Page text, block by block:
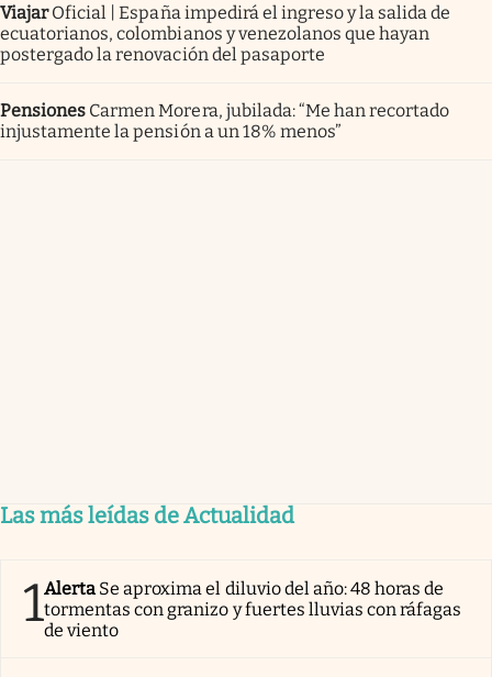
Viajar Oficial | España impedirá el ingreso y la salida de
ecuatorianos, colombianos y venezolanos que hayan
postergado la renovación del pasaporte
Pensiones Carmen Morera, jubilada: “Me han recortado
injustamente la pensión a un 18% menos”
Las más leídas de Actualidad
1Alerta Se aproxima el diluvio del año: 48 horas de
tormentas con granizo y fuertes lluvias con ráfagas
de viento